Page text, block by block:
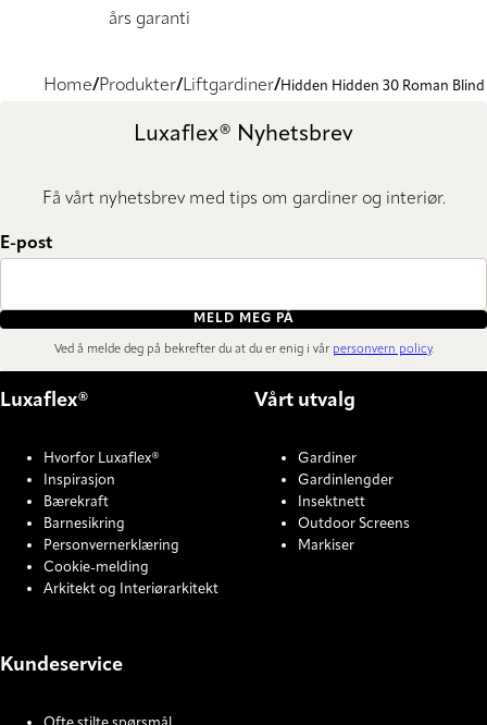
års garanti
Home Produkter Liftgardiner Hidden Hidden 30 Roman Blind
Luxaflex® Nyhetsbrev
Få vårt nyhetsbrev med tips om gardiner og interiør.
E-post
MELD MEG PÅ
Ved å melde deg på bekrefter du at du er enig i vår personvern policy.
Luxaflex®
Hvorfor Luxaflex®
Inspirasjon
Bærekraft
Barnesikring
Personvernerklæring
Cookie-melding
Arkitekt og Interiørarkitekt
Vårt utvalg
Gardiner
Gardinlengder
Insektnett
Outdoor Screens
Markiser
Kundeservice